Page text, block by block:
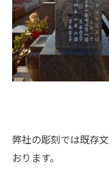
弊社の彫刻では既存
おります。